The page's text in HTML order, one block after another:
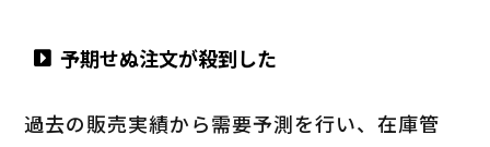
予期せぬ注文が殺到した
過去の販売実績から需要予測を行い、在庫管